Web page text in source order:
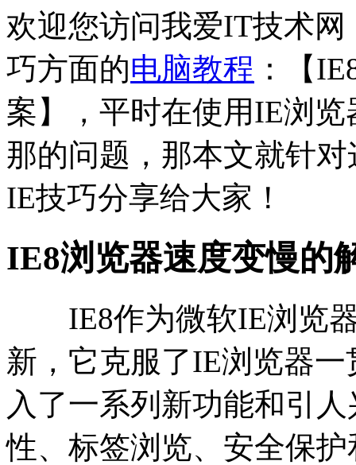
欢迎您访问我爱IT技术
巧方面的电脑教程 ：【
案】，平时在使用IE浏
那的问题，那本文就针
IE技巧分享给大家！
IE8浏览器速度变慢的
IE8作为微软IE浏览器
新，它克服了IE浏览器
入了一系列新功能和引
性、标签浏览、安全保